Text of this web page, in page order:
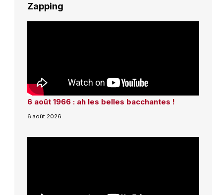
Zapping
6 août 1966 : ah les belles bacchantes !
6 août 2026